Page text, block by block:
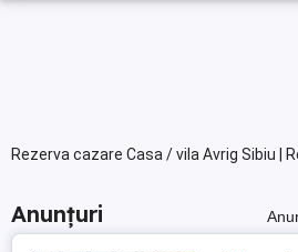
Rezerva cazare Casa / vila Avrig Sibiu |
Anunțuri